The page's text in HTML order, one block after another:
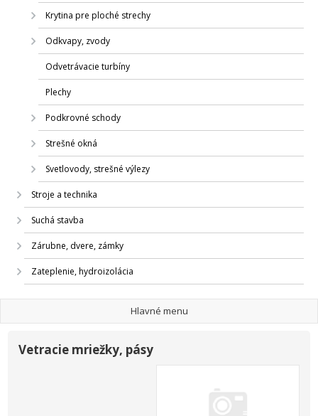
Krytina pre ploché strechy
Odkvapy, zvody
Odvetrávacie turbíny
Plechy
Podkrovné schody
Strešné okná
Svetlovody, strešné výlezy
Stroje a technika
Suchá stavba
Zárubne, dvere, zámky
Zateplenie, hydroizolácia
Hlavné menu
Vetracie mriežky, pásy